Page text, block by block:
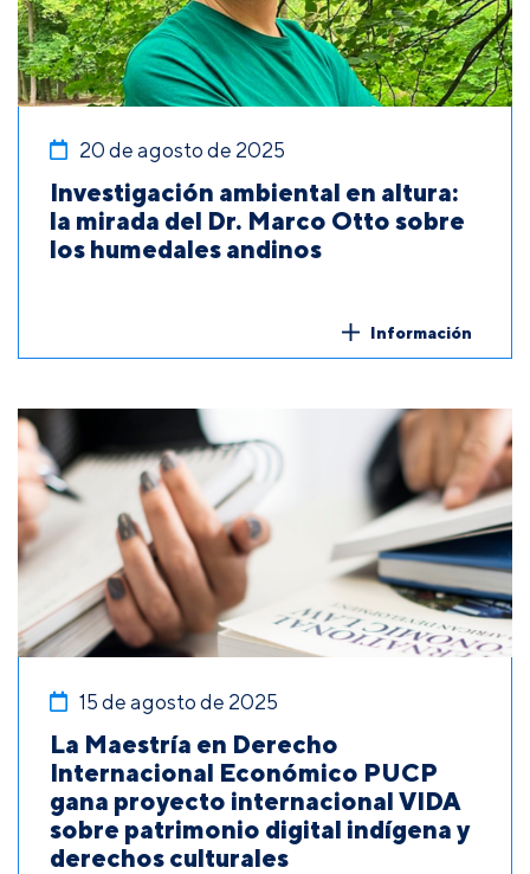
20 de agosto de 2025
Investigación ambiental en altura:
la mirada del Dr. Marco Otto sobre
los humedales andinos
Información
15 de agosto de 2025
La Maestría en Derecho
Internacional Económico PUCP
gana proyecto internacional VIDA
sobre patrimonio digital indígena y
derechos culturales